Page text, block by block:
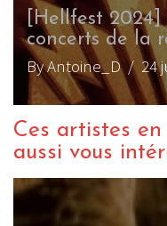
[Hellfest 2024]
concerts de la
By Antoine_D/ 24
Ces artistes
aussi vous